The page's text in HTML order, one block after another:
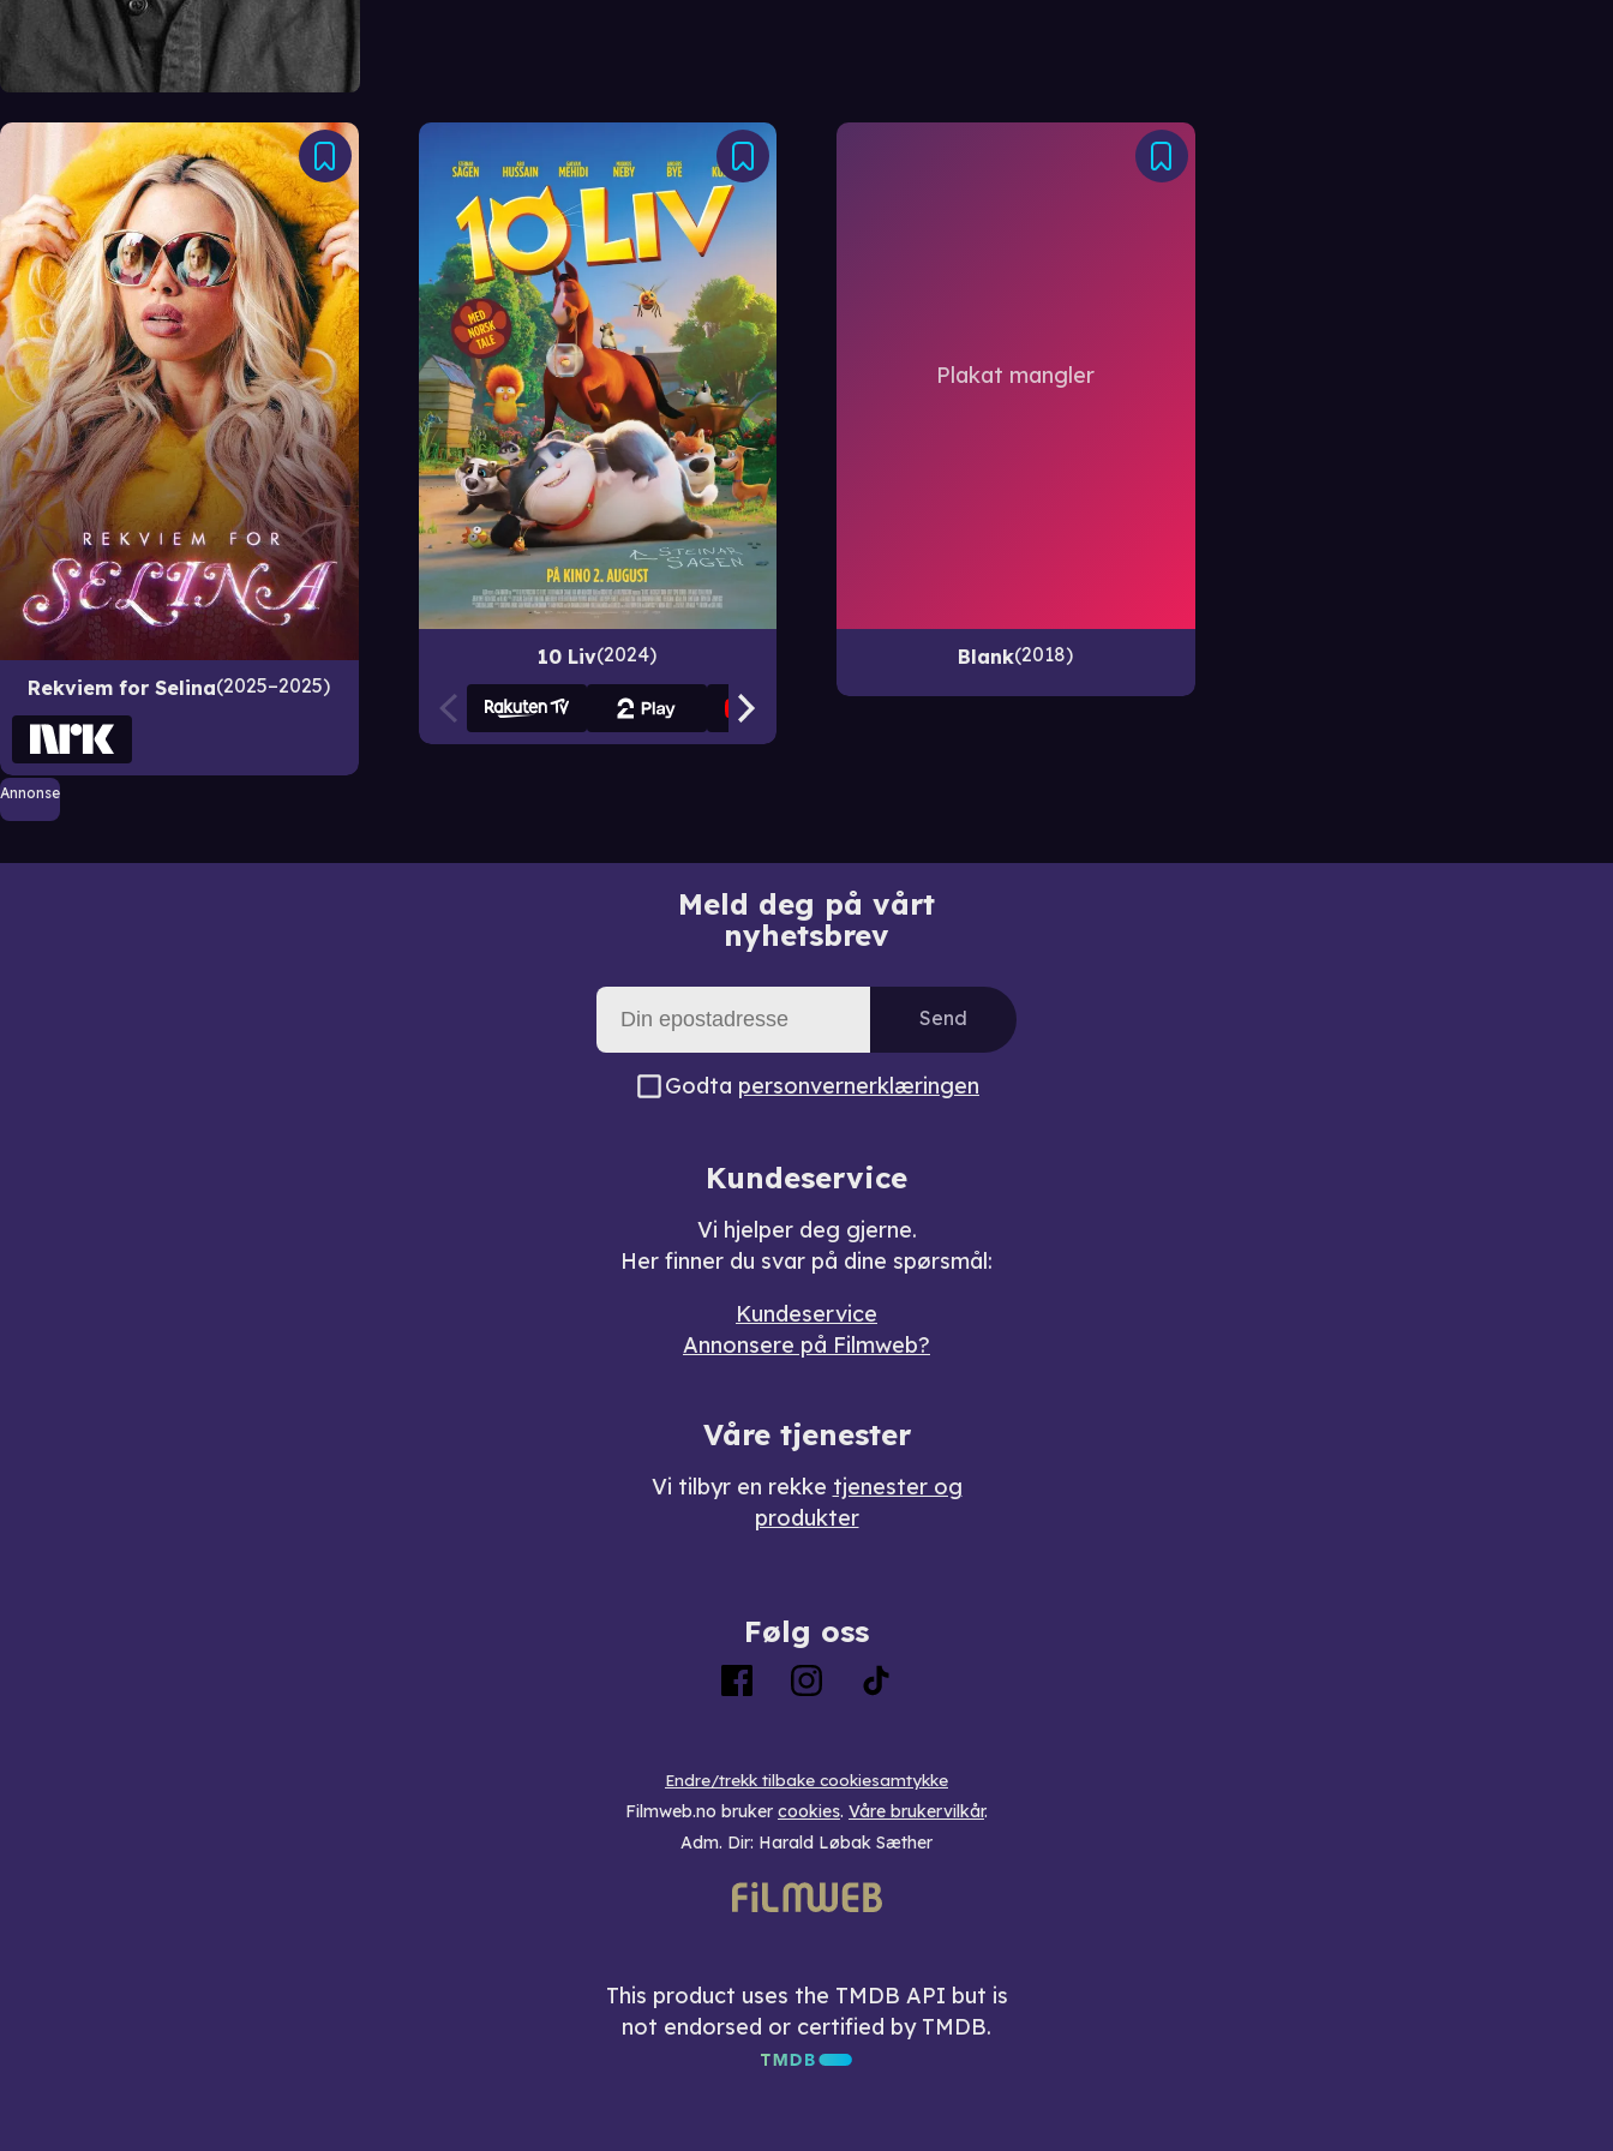
Rekviem for Selina 2025–2025
10 Liv 2024 Blank 2018
Annonse
Meld deg på vårt
nyhetsbrev
Send
Godta personvernerklæringen
Kundeservice
Vi hjelper deg gjerne.
Her finner du svar på dine spørsmål:
Kundeservice
Annonsere på Filmweb?
Våre tjenester
Vi tilbyr en rekke tjenester og
produkter
Følg oss
Endre/trekk tilbake cookiesamtykke
Filmweb.no bruker cookies. Våre brukervilkår.
Adm. Dir: Harald Løbak Sæther
This product uses the TMDB API but is
not endorsed or certified by TMDB.